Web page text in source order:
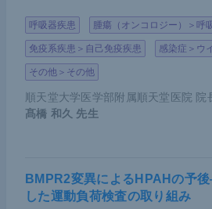
呼吸器疾患 腫瘍（オンコロジー）＞呼
免疫系疾患＞自己免疫疾患 感染症＞ウ
その他＞その他
順天堂大学医学部附属順天堂医院 院
髙橋 和久 先生
BMPR2変異によるHPAHの予
した運動負荷検査の取り組み